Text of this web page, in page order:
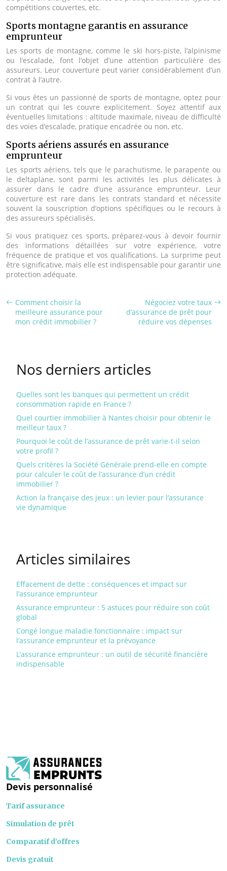
compétitions couvertes, etc.
Sports montagne garantis en assurance
emprunteur
Les sports de montagne, comme le ski hors-piste, l’alpinisme
ou l’escalade, font l’objet d’une attention particulière des
assureurs. Leur couverture peut varier considérablement d’un
contrat à l’autre.
Si vous êtes un passionné de sports de montagne, optez pour
un contrat qui les couvre explicitement. Soyez attentif aux
éventuelles limitations : altitude maximale, niveau de difficulté
des voies d’escalade, pratique encadrée ou non, etc.
Sports aériens assurés en assurance
emprunteur
Les sports aériens, tels que le parachutisme, le parapente ou
le deltaplane, sont parmi les activités les plus délicates à
assurer dans le cadre d’une assurance emprunteur. Leur
couverture est rare dans les contrats standard et nécessite
souvent la souscription d’options spécifiques ou le recours à
des assureurs spécialisés.
Si vous pratiquez ces sports, préparez-vous à devoir fournir
des informations détaillées sur votre expérience, votre
fréquence de pratique et vos qualifications. La surprime peut
être significative, mais elle est indispensable pour garantir une
protection adéquate.
Comment choisir la
meilleure assurance pour
mon crédit immobilier ?
Négociez votre taux
d’assurance de prêt pour
réduire vos dépenses
Nos derniers articles
Quelles sont les banques qui permettent un crédit
consommation rapide en France ?
Quel courtier immobilier à Nantes choisir pour obtenir le
meilleur taux ?
Pourquoi le coût de l’assurance de prêt varie-t-il selon
votre profil ?
Quels critères la Société Générale prend-elle en compte
pour calculer le coût de l’assurance d’un crédit
immobilier ?
Action la française des jeux : un levier pour l’assurance
vie dynamique
Articles similaires
Effacement de dette : conséquences et impact sur
l’assurance emprunteur
Assurance emprunteur : 5 astuces pour réduire son coût
global
Congé longue maladie fonctionnaire : impact sur
l’assurance emprunteur et la prévoyance
L’assurance emprunteur : un outil de sécurité financière
indispensable
Devis personnalisé
Tarif assurance
Simulation de prêt
Comparatif d’offres
Devis gratuit